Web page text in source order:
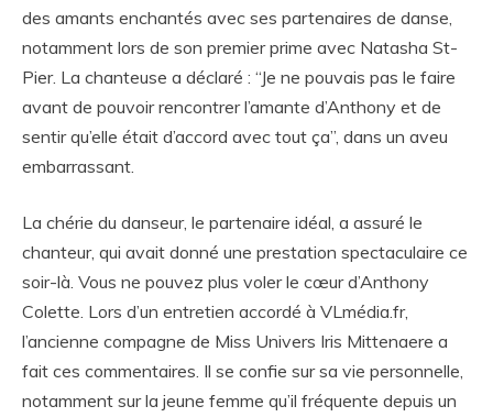
des amants enchantés avec ses partenaires de danse,
notamment lors de son premier prime avec Natasha St-
Pier. La chanteuse a déclaré : “Je ne pouvais pas le faire
avant de pouvoir rencontrer l’amante d’Anthony et de
sentir qu’elle était d’accord avec tout ça”, dans un aveu
embarrassant.
La chérie du danseur, le partenaire idéal, a assuré le
chanteur, qui avait donné une prestation spectaculaire ce
soir-là. Vous ne pouvez plus voler le cœur d’Anthony
Colette. Lors d’un entretien accordé à VLmédia.fr,
l’ancienne compagne de Miss Univers Iris Mittenaere a
fait ces commentaires. Il se confie sur sa vie personnelle,
notamment sur la jeune femme qu’il fréquente depuis un